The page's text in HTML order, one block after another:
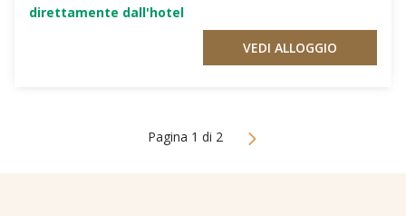
direttamente dall'hotel
VEDI ALLOGGIO
Pagina 1 di 2